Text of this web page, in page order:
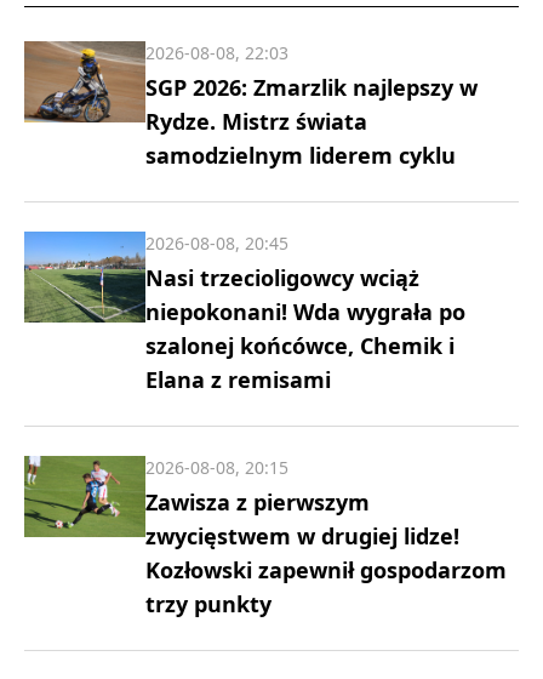
SGP 2026: Zmarzlik najlepszy w
Rydze. Mistrz świata
samodzielnym liderem cyklu
2026-08-08, 22:03
Nasi trzecioligowcy wciąż
niepokonani! Wda wygrała po
szalonej końcówce, Chemik i
Elana z remisami
2026-08-08, 20:45
Zawisza z pierwszym
zwycięstwem w drugiej lidze!
Kozłowski zapewnił gospodarzom
trzy punkty
2026-08-08, 20:15